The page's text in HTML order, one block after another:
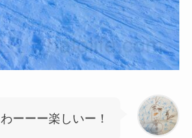
わーーー楽しいー！